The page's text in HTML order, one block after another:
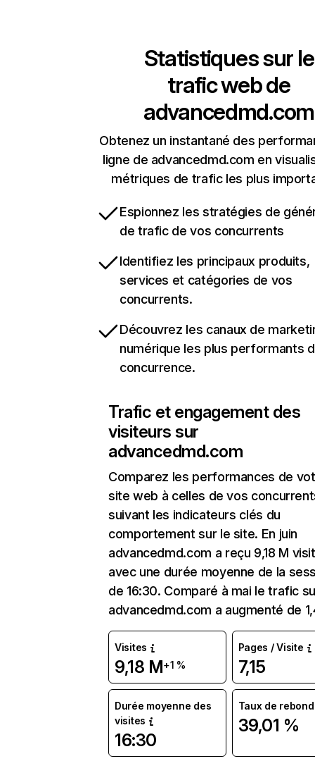
Statistiques sur le
trafic web de
advancedmd.com
Obtenez un instantané des
ligne de advancedmd.com en
métriques de trafic les plus
Espionnez les stratégies de
de trafic de vos concurrents
Identifiez les principaux produits,
services et catégories de vos
concurrents.
Découvrez les canaux de
numérique les plus performants
concurrence.
Trafic et engagement des
visiteurs sur
advancedmd.com
Comparez les performances de
site web à celles de vos
suivant les indicateurs clés du
comportement sur le site. En juin
advancedmd.com a reçu 9,18 M
avec une durée moyenne de la
de 16:30. Comparé à mai le trafic
advancedmd.com a augmenté de
Visites
9,18 M+1 %
Pages / Visite
7,15
Durée moyenne des
visites
16:30
Taux de rebond
39,01 %